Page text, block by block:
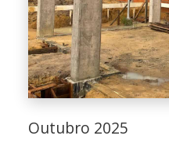
Outubro 2025